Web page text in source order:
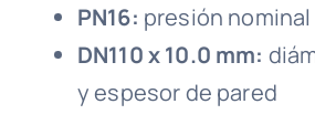
PN16: presión
DN110 x 10.0 mm:
y espesor de pared